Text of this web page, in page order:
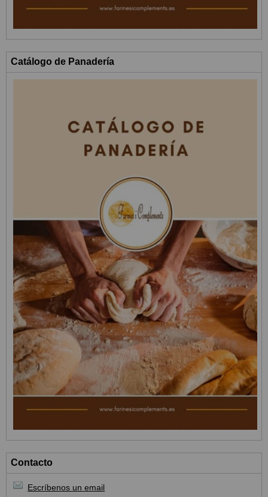
Catálogo de Panadería
Contacto
Escríbenos un email